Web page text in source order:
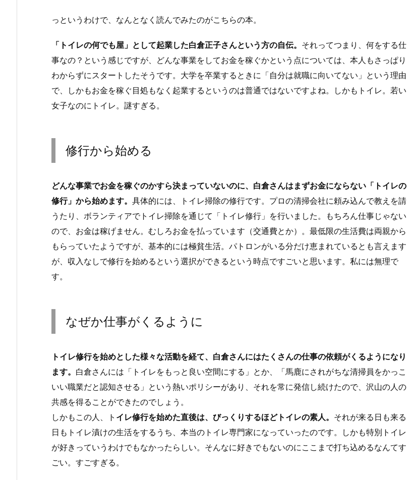
っというわけで、なんとなく読んでみたのがこちらの本。
「トイレの何でも屋」として起業した白倉正子さんという方の自伝。 それってつまり、何をする仕
事なの？という感じですが、どんな事業をしてお金を稼ぐかという点については、本人もさっぱり
わからずにスタートしたそうです。大学を卒業するときに「自分は就職に向いてない」という理由
で、しかもお金を稼ぐ目処もなく起業するというのは普通ではないですよね。しかもトイレ。若い
女子なのにトイレ。謎すぎる。
修行から始める
どんな事業でお金を稼ぐのかすら決まっていないのに、白倉さんはまずお金にならない「トイレの
修行」から始めます。 具体的には、トイレ掃除の修行です。プロの清掃会社に頼み込んで教えを請
うたり、ボランティアでトイレ掃除を通じて「トイレ修行」を行いました。もちろん仕事じゃない
ので、お金は稼げません。むしろお金を払っています（交通費とか）。最低限の生活費は両親から
もらっていたようですが、基本的には極貧生活。パトロンがいる分だけ恵まれているとも言えます
が、収入なしで修行を始めるという選択ができるという時点ですごいと思います。私には無理で
す。
なぜか仕事がくるように
トイレ修行を始めとした様々な活動を経て、白倉さんにはたくさんの仕事の依頼がくるようになり
ます。 白倉さんには「トイレをもっと良い空間にする」とか、「馬鹿にされがちな清掃員をかっこ
いい職業だと認知させる」という熱いポリシーがあり、それを常に発信し続けたので、沢山の人の
共感を得ることができたのでしょう。
しかもこの人、ト イレ修行を始めた直後は、びっくりするほどトイレの素人。 それが来る日も来る
日もトイレ漬けの生活をするうち、本当のトイレ専門家になっていったのです。しかも特別トイレ
が好きっていうわけでもなかったらしい。そんなに好きでもないのにここまで打ち込めるなんてす
ごい。すごすぎる。